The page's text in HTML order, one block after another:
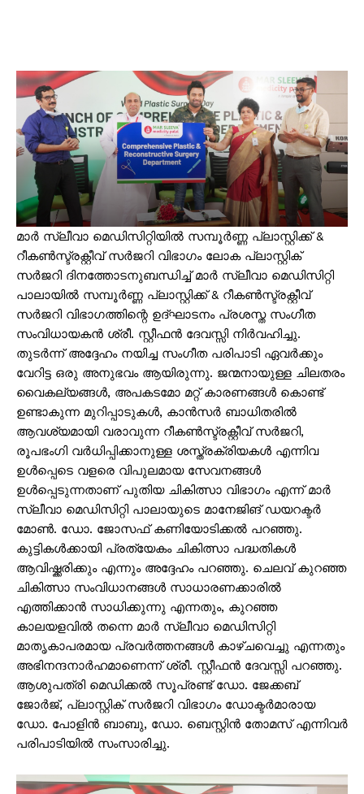
മാർ സ്ലീവാ മെഡിസിറ്റിയിൽ സമ്പൂർണ്ണ പ്ലാസ്റ്റിക്ക് &
റീകൺസ്ട്രക്റ്റീവ് സർജറി വിഭാഗം ലോക പ്ലാസ്റ്റിക്
സർജറി ദിനത്തോടനുബന്ധിച്ച് മാർ സ്ലീവാ മെഡിസിറ്റി
പാലായിൽ സമ്പൂർണ്ണ പ്ലാസ്റ്റിക്ക് & റീകൺസ്ട്രക്റ്റീവ്
സർജറി വിഭാഗത്തിന്റെ ഉദ്ഘാടനം പ്രശസ്ത സംഗീത
സംവിധായകൻ ശ്രീ. സ്റ്റീഫൻ ദേവസ്സി നിർവഹിച്ചു.
തുടർന്ന് അദ്ദേഹം നയിച്ച സംഗീത പരിപാടി ഏവർക്കും
വേറിട്ട ഒരു അനുഭവം ആയിരുന്നു. ജന്മനായുള്ള ചിലതരം
വൈകല്യങ്ങൾ, അപകടമോ മറ്റ് കാരണങ്ങൾ കൊണ്ട്
ഉണ്ടാകുന്ന മുറിപ്പാടുകൾ, കാൻസർ ബാധിതരിൽ
ആവശ്യമായി വരാവുന്ന റീകൺസ്ട്രക്റ്റീവ് സർജറി,
രൂപഭംഗി വർധിപ്പിക്കാനുള്ള ശസ്ത്രക്രിയകൾ എന്നിവ
ഉൾപ്പെടെ വളരെ വിപുലമായ സേവനങ്ങൾ
ഉൾപ്പെടുന്നതാണ് പുതിയ ചികിത്സാ വിഭാഗം എന്ന് മാർ
സ്ലീവാ മെഡിസിറ്റി പാലായുടെ മാനേജിങ് ഡയറക്ടർ
മോൺ. ഡോ. ജോസഫ് കണിയോടിക്കൽ പറഞ്ഞു.
കുട്ടികൾക്കായി പ്രത്യേകം ചികിത്സാ പദ്ധതികൾ
ആവിഷ്ക്കരിക്കും എന്നും അദ്ദേഹം പറഞ്ഞു. ചെലവ് കുറഞ്ഞ
ചികിത്സാ സംവിധാനങ്ങൾ സാധാരണക്കാരിൽ
എത്തിക്കാൻ സാധിക്കുന്നു എന്നതും, കുറഞ്ഞ
കാലയളവിൽ തന്നെ മാർ സ്ലീവാ മെഡിസിറ്റി
മാതൃകാപരമായ പ്രവർത്തനങ്ങൾ കാഴ്ചവെച്ചു എന്നതും
അഭിനന്ദനാർഹമാണെന്ന് ശ്രീ. സ്റ്റീഫൻ ദേവസ്സി പറഞ്ഞു.
ആശുപത്രി മെഡിക്കൽ സൂപ്രണ്ട് ഡോ. ജേക്കബ്
ജോർജ്, പ്ലാസ്റ്റിക് സർജറി വിഭാഗം ഡോക്ടർമാരായ
ഡോ. പോളിൻ ബാബു, ഡോ. ബെസ്റ്റിൻ തോമസ് എന്നിവർ
പരിപാടിയിൽ സംസാരിച്ചു.